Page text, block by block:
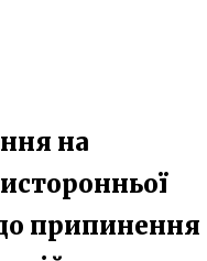
на
припинення